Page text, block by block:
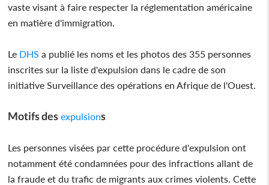
vaste visant à faire respecter la réglementation américaine
en matière d'immigration.
Le DHS a publié les noms et les photos des 355 personnes
inscrites sur la liste d'expulsion dans le cadre de son
initiative Surveillance des opérations en Afrique de l'Ouest.
Motifs des expulsions
Les personnes visées par cette procédure d'expulsion ont
notamment été condamnées pour des infractions allant de
la fraude et du trafic de migrants aux crimes violents. Cette